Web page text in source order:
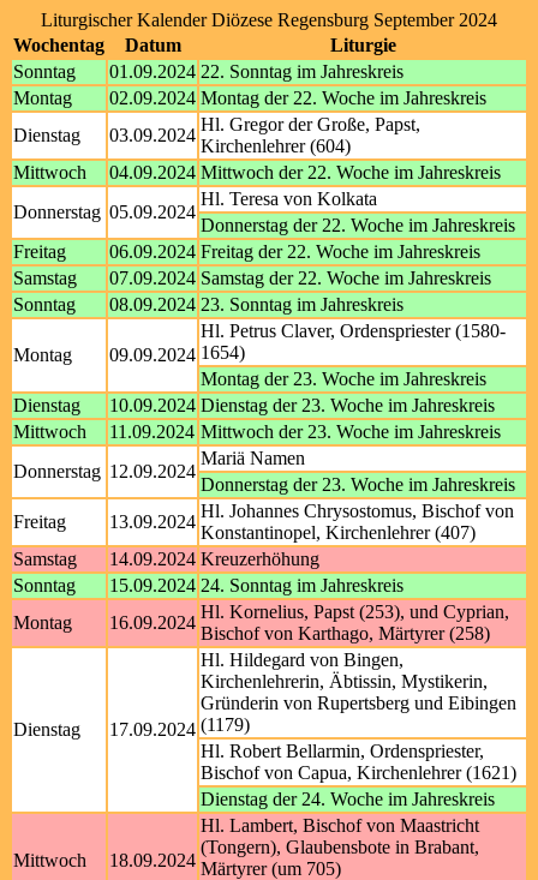
Liturgischer Kalender Diözese Regensburg September 2024
Wochentag
Datum
Liturgie
Sonntag
01.09.2024 22. Sonntag im Jahreskreis
Montag
02.09.2024 Montag der 22. Woche im Jahreskreis
Dienstag
03.09.2024
Hl. Gregor der Große, Papst,
Kirchenlehrer (604)
Mittwoch
04.09.2024 Mittwoch der 22. Woche im Jahreskreis
Donnerstag 05.09.2024
Hl. Teresa von Kolkata
Donnerstag der 22. Woche im Jahreskreis
Freitag
06.09.2024 Freitag der 22. Woche im Jahreskreis
Samstag
07.09.2024 Samstag der 22. Woche im Jahreskreis
Sonntag
08.09.2024 23. Sonntag im Jahreskreis
Montag 09.09.2024
Hl. Petrus Claver, Ordenspriester (1580-
1654)
Montag der 23. Woche im Jahreskreis
Dienstag
10.09.2024 Dienstag der 23. Woche im Jahreskreis
Mittwoch
11.09.2024 Mittwoch der 23. Woche im Jahreskreis
Donnerstag 12.09.2024
Mariä Namen
Donnerstag der 23. Woche im Jahreskreis
Freitag
13.09.2024
Hl. Johannes Chrysostomus, Bischof von
Konstantinopel, Kirchenlehrer (407)
Samstag
14.09.2024 Kreuzerhöhung
Sonntag
15.09.2024 24. Sonntag im Jahreskreis
Montag
16.09.2024
Hl. Kornelius, Papst (253), und Cyprian,
Bischof von Karthago, Märtyrer (258)
Dienstag 17.09.2024
Hl. Hildegard von Bingen,
Kirchenlehrerin, Äbtissin, Mystikerin,
Gründerin von Rupertsberg und Eibingen
(1179)
Hl. Robert Bellarmin, Ordenspriester,
Bischof von Capua, Kirchenlehrer (1621)
Dienstag der 24. Woche im Jahreskreis
Mittwoch 18.09.2024
Hl. Lambert, Bischof von Maastricht
(Tongern), Glaubensbote in Brabant,
Märtyrer (um 705)